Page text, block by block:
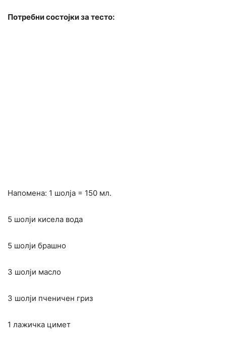
Потребни состојки за тесто:
Напомена: 1 шолја = 150 мл.
5 шолји кисела вода
5 шолји брашно
3 шолји масло
3 шолји пченичен гриз
1 лажичка цимет